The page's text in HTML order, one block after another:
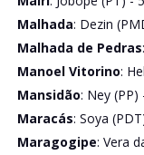
Malhada: Dezin
Malhada de Pedras
Manoel Vitorino:
Mansidão: Ney (PP)
Maracás: Soya
Maragogipe: Vera